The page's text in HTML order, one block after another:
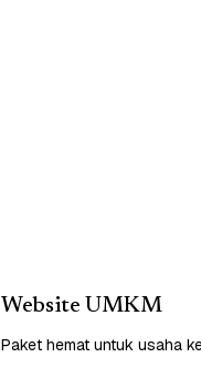
Website UMKM
Paket hemat untuk usaha